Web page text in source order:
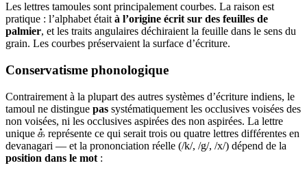
Les lettres tamoules sont principalement courbes. La raison est
pratique : l’alphabet était à l’origine écrit sur des feuilles de
palmier, et les traits angulaires déchiraient la feuille dans le sens du
grain. Les courbes préservaient la surface d’écriture.
Conservatisme phonologique
Contrairement à la plupart des autres systèmes d’écriture indiens, le
tamoul ne distingue pas systématiquement les occlusives voisées des
non voisées, ni les occlusives aspirées des non aspirées. La lettre
unique க் représente ce qui serait trois ou quatre lettres différentes en
devanagari — et la prononciation réelle (/k/, /g/, /x/) dépend de la
position dans le mot :